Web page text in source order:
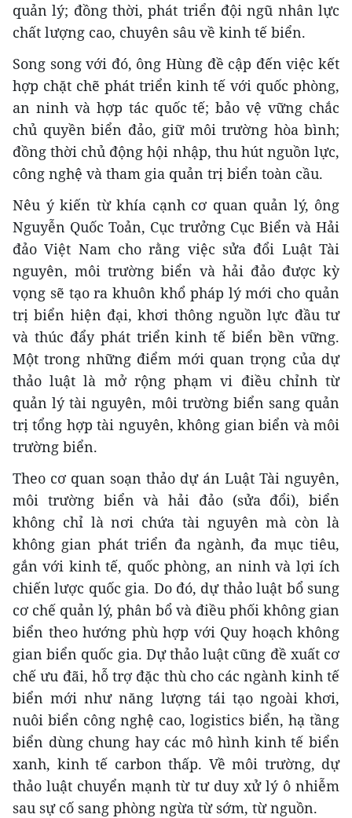
quản lý; đồng thời, phát triển đội ngũ nhân lực
chất lượng cao, chuyên sâu về kinh tế biển.
Song song với đó, ông Hùng đề cập đến việc kết
hợp chặt chẽ phát triển kinh tế với quốc phòng,
an ninh và hợp tác quốc tế; bảo vệ vững chắc
chủ quyền biển đảo, giữ môi trường hòa bình;
đồng thời chủ động hội nhập, thu hút nguồn lực,
công nghệ và tham gia quản trị biển toàn cầu.
Nêu ý kiến từ khía cạnh cơ quan quản lý, ông
Nguyễn Quốc Toản, Cục trưởng Cục Biển và Hải
đảo Việt Nam cho rằng việc sửa đổi Luật Tài
nguyên, môi trường biển và hải đảo được kỳ
vọng sẽ tạo ra khuôn khổ pháp lý mới cho quản
trị biển hiện đại, khơi thông nguồn lực đầu tư
và thúc đẩy phát triển kinh tế biển bền vững.
Một trong những điểm mới quan trọng của dự
thảo luật là mở rộng phạm vi điều chỉnh từ
quản lý tài nguyên, môi trường biển sang quản
trị tổng hợp tài nguyên, không gian biển và môi
trường biển.
Theo cơ quan soạn thảo dự án Luật Tài nguyên,
môi trường biển và hải đảo (sửa đổi), biển
không chỉ là nơi chứa tài nguyên mà còn là
không gian phát triển đa ngành, đa mục tiêu,
gắn với kinh tế, quốc phòng, an ninh và lợi ích
chiến lược quốc gia. Do đó, dự thảo luật bổ sung
cơ chế quản lý, phân bổ và điều phối không gian
biển theo hướng phù hợp với Quy hoạch không
gian biển quốc gia. Dự thảo luật cũng đề xuất cơ
chế ưu đãi, hỗ trợ đặc thù cho các ngành kinh tế
biển mới như năng lượng tái tạo ngoài khơi,
nuôi biển công nghệ cao, logistics biển, hạ tầng
biển dùng chung hay các mô hình kinh tế biển
xanh, kinh tế carbon thấp. Về môi trường, dự
thảo luật chuyển mạnh từ tư duy xử lý ô nhiễm
sau sự cố sang phòng ngừa từ sớm, từ nguồn.